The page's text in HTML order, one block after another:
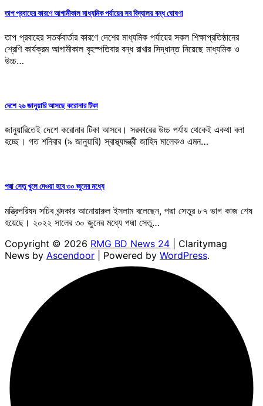
তাপ প্রবাহের কারণে আগামীকাল মাধ্যমিক পর্যায়ের সব বিদ্যালয় বন্ধ ঘোষণা
তাপ প্রবাহের সতর্কবার্তার কারণে দেশের মাধ্যমিক পর্যায়ের সকল শিক্ষাপ্রতিষ্ঠানের
শ্রেণি কার্যক্রম আগামীকাল বৃহস্পতিবার বন্ধ রাখার সিদ্ধান্ত নিয়েছে মাধ্যমিক ও
উচ্চ…
দেশে ২৬ জানুয়ারি আসছে করোনার টিকা
জানুয়ারিতেই দেশে করোনার টিকা আসবে। সরকারের উচ্চ পর্যায় থেকেই একথা বলা
হচ্ছে। গত শনিবার (৯ জানুয়ারি) স্বাস্থ্যমন্ত্রী জাহিদ মালেকও এমন…
পদ্মা সেতু খুলে দেওয়া হবে ৩০ জুনের মধ্যে
মন্ত্রিপরিষদ সচিব খন্দকার আনোয়ারুল ইসলাম বলেছেন, পদ্মা সেতুর ৮৭ ভাগ কাজ শেষ
হয়েছে। ২০২২ সালের ৩০ জুনের মধ্যে পদ্মা সেতু…
Copyright © 2026 RMG BD News 24 | Claritymag
News by Ascendoor | Powered by WordPress.